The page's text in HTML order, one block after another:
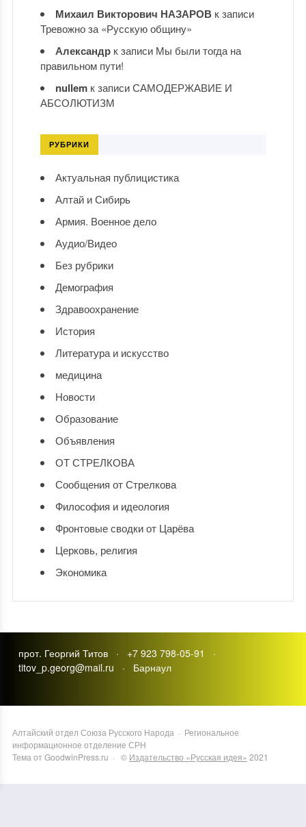
Михаил Викторович НАЗАРОВ к записи
Тревожно за «Русскую общину»
Александрк записи Мы были тогда на
правильном пути!
nullemк записиСАМОДЕРЖАВИЕ И
АБСОЛЮТИЗМ
РУБРИКИ
Актуальная публицистика
Алтай и Сибирь
Армия. Военное дело
Аудио/Видео
Без рубрики
Демография
Здравоохранение
История
Литература и искусство
медицина
Новости
Образование
Объявления
ОТ СТРЕЛКОВА
Сообщения от Стрелкова
Философия и идеология
Фронтовые сводки от Царёва
Церковь, религия
Экономика
прот. Георгий Титов · +7 923 798-05-91 ·
titov_p.georg@mail.ru · Барнаул
Алтайский отдел Союза Русского Народа · Региональное
информационное отделение СРН
Тема от GoodwinPress.ru · © Издательство «Русская идея» 2021